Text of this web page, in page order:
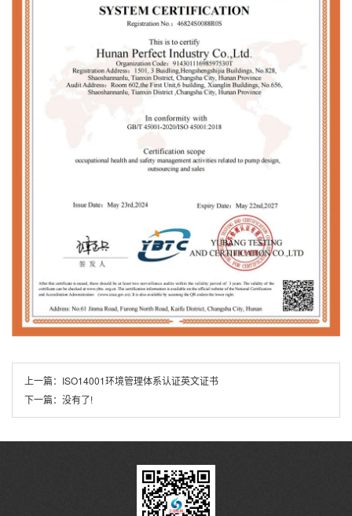
上一篇： ISO14001环境管理体系认证英文证书
下一篇： 没有了!